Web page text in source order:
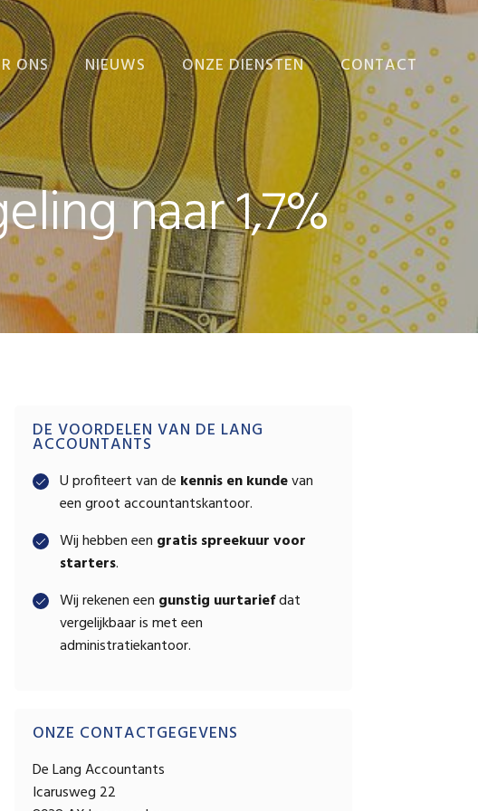
ONS NIEUWS
NIEUWS
EINDEJAARSNIEUWSBRIEF
ONZE DIENSTEN
ADMINISTRATIE
VERZORGEN
ADMINISTRATIEVE
ORGANISATIE EN
INTERNE BEHEERSING
BEDRIJFSECONOMISCH
ADVIES
FISCALE AANGIFTEN
EN ADVIEZEN
CONTACT
naar 1,7%
Primary
Sidebar
DE VOORDELEN VAN DE LANG
ACCOUNTANTS
U profiteert van de kennis en kundevan
een groot accountantskantoor.
Wij hebben een gratis spreekuur voor
starters.
Wij rekenen een gunstig uurtariefdat
vergelijkbaar is met een
administratiekantoor.
ONZE CONTACTGEGEVENS
De Lang Accountants
Icarusweg 22